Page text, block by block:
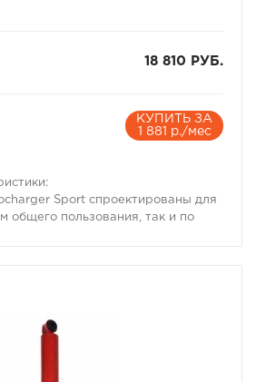
18 810 РУБ.
КУПИТЬ ЗА
1 881 р./мес
Sport спроектированы для
общего пользования, так и по
эксплуатации.
Sport полностью